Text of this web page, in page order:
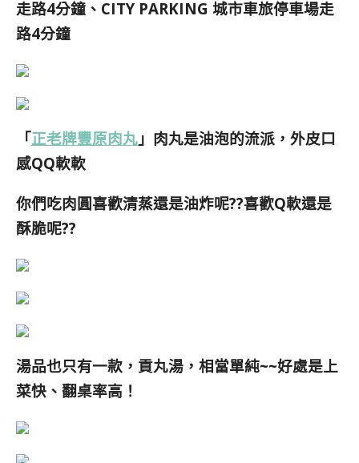
走路4分鐘、CITY PARKING 城市車旅停車場走
路4分鐘
「正老牌豐原肉丸 」肉丸是油泡的流派，外皮口
感QQ軟軟
你們吃肉圓喜歡清蒸還是油炸呢??喜歡Q軟還是
酥脆呢??
湯品也只有一款，貢丸湯，相當單純~~好處是上
菜快、翻桌率高！